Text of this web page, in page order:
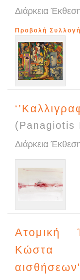
Διάρκεια
Προβολή
(Panagiotis
Διάρκεια
Ατομική
Κώστα